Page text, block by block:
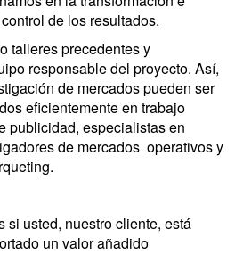
de los resultados.
talleres precedentes y
responsable del proyecto. Así,
de mercados pueden ser
eficientemente en trabajo
publicidad, especialistas en
de mercados operativos y
si usted, nuestro cliente, está
un valor añadido